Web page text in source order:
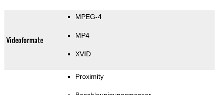
Videoformate
MPEG-4
MP4
XVID
Proximity